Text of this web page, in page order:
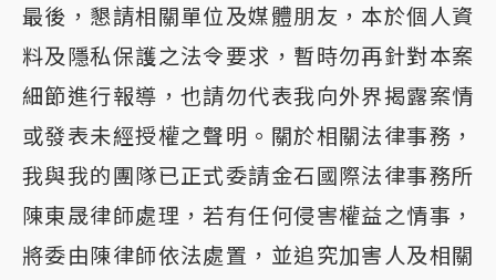
最後，懇請相關單位及媒體朋友，本於個人資
料及隱私保護之法令要求，暫時勿再針對本案
細節進行報導，也請勿代表我向外界揭露案情
或發表未經授權之聲明。關於相關法律事務，
我與我的團隊已正式委請金石國際法律事務所
陳東晟律師處理，若有任何侵害權益之情事，
將委由陳律師依法處置，並追究加害人及相關